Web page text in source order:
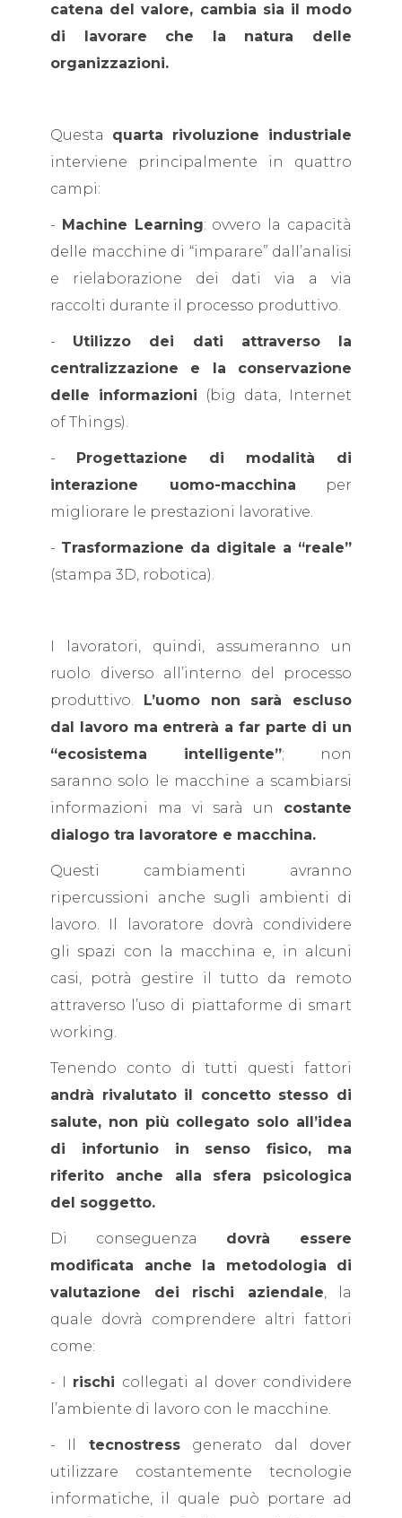
catena del valore, cambia sia il modo
di lavorare che la natura delle
organizzazioni.
Questa quarta rivoluzione industriale
interviene principalmente in quattro
campi:
- Machine Learning: ovvero la capacità
delle macchine di “imparare” dall’analisi
e rielaborazione dei dati via a via
raccolti durante il processo produttivo.
- Utilizzo dei dati attraverso la
centralizzazione e la conservazione
delle informazioni (big data, Internet
of Things).
- Progettazione di modalità di
interazione uomo-macchina per
migliorare le prestazioni lavorative.
- Trasformazione da digitale a “reale”
(stampa 3D, robotica).
I lavoratori, quindi, assumeranno un
ruolo diverso all’interno del processo
produttivo. L’uomo non sarà escluso
dal lavoro ma entrerà a far parte di un
“ecosistema intelligente”; non
saranno solo le macchine a scambiarsi
informazioni ma vi sarà un costante
dialogo tra lavoratore e macchina.
Questi cambiamenti avranno
ripercussioni anche sugli ambienti di
lavoro. Il lavoratore dovrà condividere
gli spazi con la macchina e, in alcuni
casi, potrà gestire il tutto da remoto
attraverso l’uso di piattaforme di smart
working.
Tenendo conto di tutti questi fattori
andrà rivalutato il concetto stesso di
salute, non più collegato solo all’idea
di infortunio in senso fisico, ma
riferito anche alla sfera psicologica
del soggetto.
Di conseguenza dovrà essere
modificata anche la metodologia di
valutazione dei rischi aziendale , la
quale dovrà comprendere altri fattori
come:
- I rischi collegati al dover condividere
l’ambiente di lavoro con le macchine.
- Il tecnostressgenerato dal dover
utilizzare costantemente tecnologie
informatiche, il quale può portare ad